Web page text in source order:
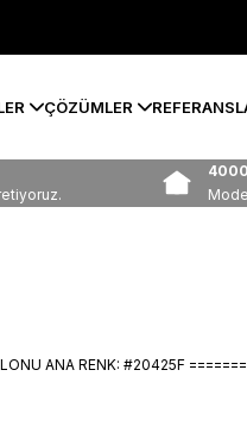
ÇÖZÜMLER
ANA RENK: #20425F